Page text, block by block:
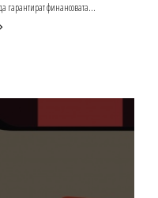
гарантират финансовата...